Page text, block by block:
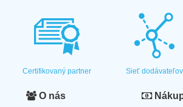
Certifikovaný partner Sieť dodávateľov
O nás